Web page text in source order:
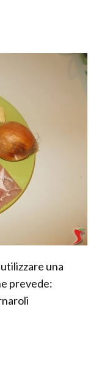
una
prevede: